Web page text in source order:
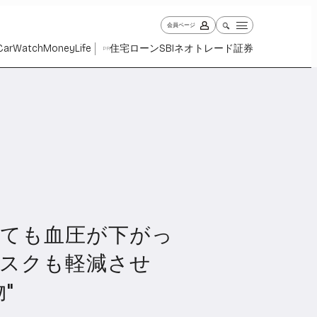
会員ページ
WatchMoneyLife PR住宅ローンSBIネオトレード証券
1027 Money 1260Life
も血圧が下がっ
クも軽減させ
"